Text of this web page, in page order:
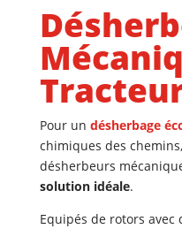
Pour un désherbage
chimiques des
désherbeurs
solution idéale.
Equipés de rotors